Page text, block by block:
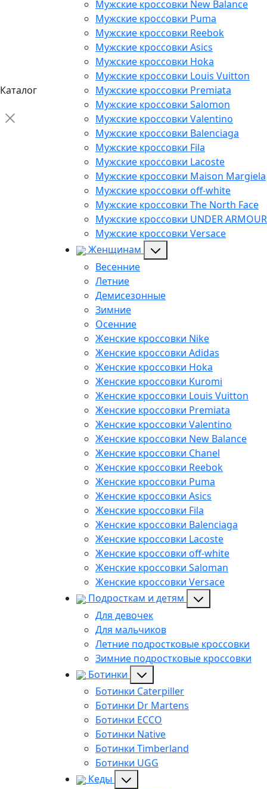
Каталог
Мужские кроссовки New Balance
Мужские кроссовки Puma
Мужские кроссовки Reebok
Мужские кроссовки Asics
Мужские кроссовки Hoka
Мужские кроссовки Louis Vuitton
Мужские кроссовки Premiata
Мужские кроссовки Salomon
Мужские кроссовки Valentino
Мужские кроссовки Balenciaga
Мужские кроссовки Fila
Мужские кроссовки Lacoste
Мужские кроссовки Maison Margiela
Мужские кроссовки off-white
Мужские кроссовки The North Face
Мужские кроссовки UNDER ARMOUR
Мужские кроссовки Versace
Женщинам
Весенние
Летние
Демисезонные
Зимние
Осенние
Женские кроссовки Nike
Женские кроссовки Adidas
Женские кроссовки Hoka
Женские кроссовки Kuromi
Женские кроссовки Louis Vuitton
Женские кроссовки Premiata
Женские кроссовки Valentino
Женские кроссовки New Balance
Женские кроссовки Chanel
Женские кроссовки Reebok
Женские кроссовки Puma
Женские кроссовки Asics
Женские кроссовки Fila
Женские кроссовки Balenciaga
Женские кроссовки Lacoste
Женские кроссовки off-white
Женские кроссовки Saloman
Женские кроссовки Versace
Подросткам и детям
Для девочек
Для мальчиков
Летние подростковые кроссовки
Зимние подростковые кроссовки
Ботинки
Ботинки Caterpiller
Ботинки Dr Martens
Ботинки ECCO
Ботинки Native
Ботинки Timberland
Ботинки UGG
Кеды